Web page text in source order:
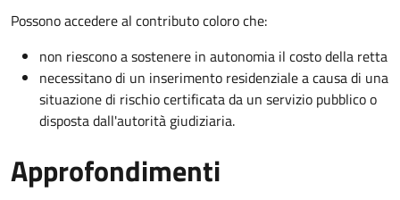
Possono accedere al contributo coloro che:
non riescono a sostenere in autonomia il costo della retta
necessitano di un inserimento residenziale a causa di una
situazione di rischio certificata da un servizio pubblico o
disposta dall'autorità giudiziaria.
Approfondimenti